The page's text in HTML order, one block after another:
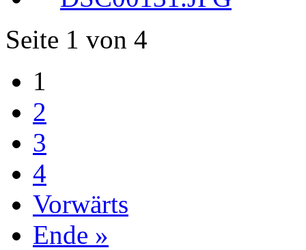
Seite 1 von 4
1
2
3
4
Vorwärts
Ende »